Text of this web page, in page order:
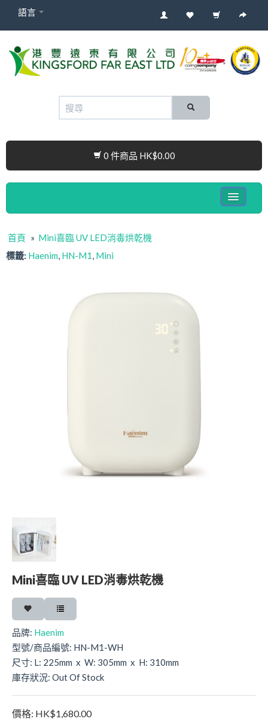
語言
0 件商品 HK$0.00
嬰兒產品
樂齡科技產品
首頁 » Mini喜臨 UV LED消毒烘乾機
標籤: Haenim, HN-M1, Mini
Mini喜臨 UV LED消毒烘乾機
品牌: Haenim
型號/商品編號: HN-M1-WH
尺寸: L: 225mm x W: 305mm x H: 310mm
庫存狀況: Out Of Stock
價格: HK$1,680.00